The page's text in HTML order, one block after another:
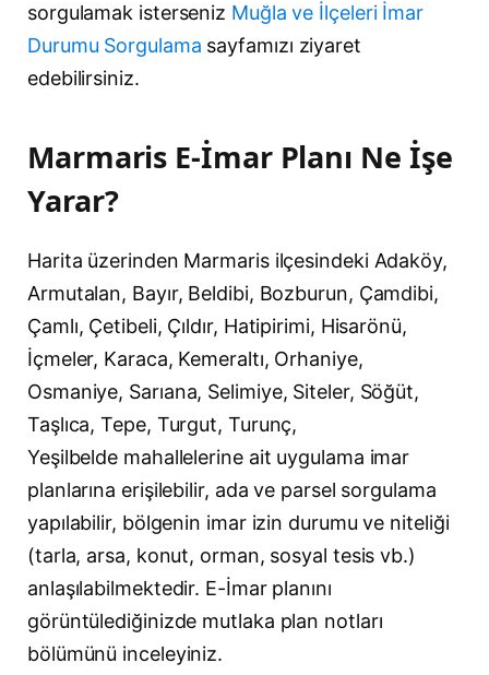
sorgulamak isterseniz Muğla ve İlçeleri İmar
Durumu Sorgulama sayfamızı ziyaret
edebilirsiniz.
Marmaris E-İmar Planı Ne İşe
Yarar?
Harita üzerinden Marmaris ilçesindeki Adaköy,
Armutalan, Bayır, Beldibi, Bozburun, Çamdibi,
Çamlı, Çetibeli, Çıldır, Hatipirimi, Hisarönü,
İçmeler, Karaca, Kemeraltı, Orhaniye,
Osmaniye, Sarıana, Selimiye, Siteler, Söğüt,
Taşlıca, Tepe, Turgut, Turunç,
Yeşilbelde mahallelerine ait uygulama imar
planlarına erişilebilir, ada ve parsel sorgulama
yapılabilir, bölgenin imar izin durumu ve niteliği
(tarla, arsa, konut, orman, sosyal tesis vb.)
anlaşılabilmektedir. E-İmar planını
görüntülediğinizde mutlaka plan notları
bölümünü inceleyiniz.